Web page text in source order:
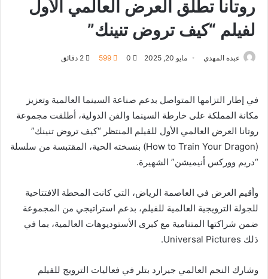
روتانا تطلق العرض العالمي الأول
لفيلم “كيف تروض تنينك”
عبده المهدي مايو 20, 2025 0
599
في إطار التزامها المتواصل بدعم صناعة السينما العالمية وتعزيز
مكانة المملكة على خارطة السينما والفن الدولية، أطلقت مجموعة
روتانا العرض العالمي الأول للفيلم المنتظر “كيف تروض تنينك”
(How to Train Your Dragon) بنسخته الحية، المقتبسة من سلسلة
“دريم ووركس أنيميشن” الشهيرة.
وأقيم العرض في العاصمة الرياض، التي كانت المحطة الافتتاحية
للجولة الترويجية العالمية للفيلم، بدعم استراتيجي من المجموعة
ضمن شراكتها المتنامية مع كبرى الأستوديوهات العالمية، بما في
ذلك Universal Pictures.
وشارك النجم العالمي جيرارد بتلر في فعاليات الترويج للفيلم